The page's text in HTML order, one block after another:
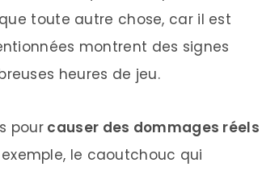
toute autre chose, car il est
montrent des signes
heures de jeu.
pour causer des dommages réels
le caoutchouc qui